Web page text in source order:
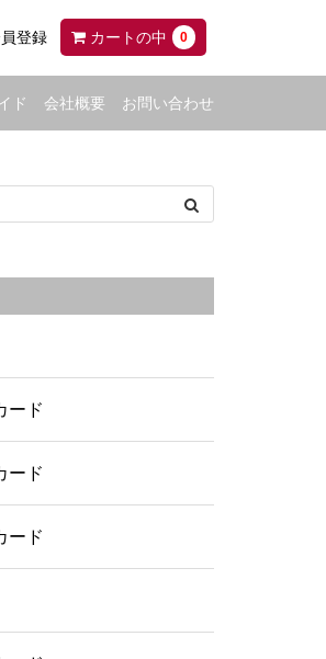
登録 カートの中 0
ド 会社概要 お問い合わせ
ード
ード
ード